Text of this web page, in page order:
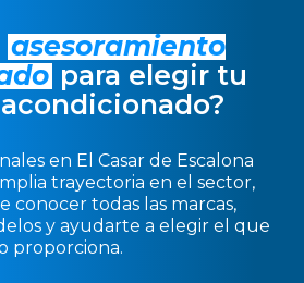
asesoramiento
para elegir tu
en El Casar de Escalona
trayectoria en el sector,
conocer todas las marcas,
y ayudarte a elegir el que
proporciona.